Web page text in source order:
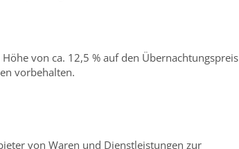
von ca. 12,5 % auf den Übernachtungspreis
vorbehalten.
von Waren und Dienstleistungen zur